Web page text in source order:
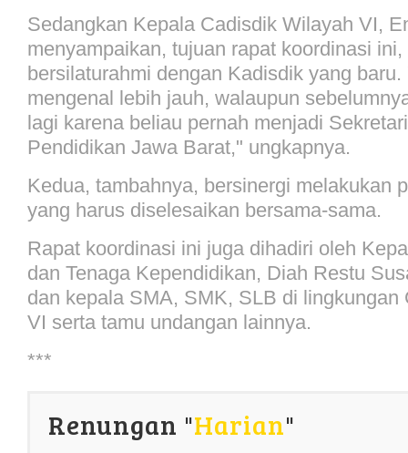
Sedangkan Kepala Cadisdik Wilayah VI,
menyampaikan, tujuan rapat koordinasi
bersilaturahmi dengan Kadisdik yang
mengenal lebih jauh, walaupun
lagi karena beliau pernah menjadi
Pendidikan Jawa Barat," ungkapnya.
Kedua, tambahnya, bersinergi melakukan
yang harus diselesaikan bersama-sama.
Rapat koordinasi ini juga dihadiri oleh
dan Tenaga Kependidikan, Diah Restu
dan kepala SMA, SMK, SLB di lingkungan
VI serta tamu undangan lainnya.
***
Renungan "Harian"